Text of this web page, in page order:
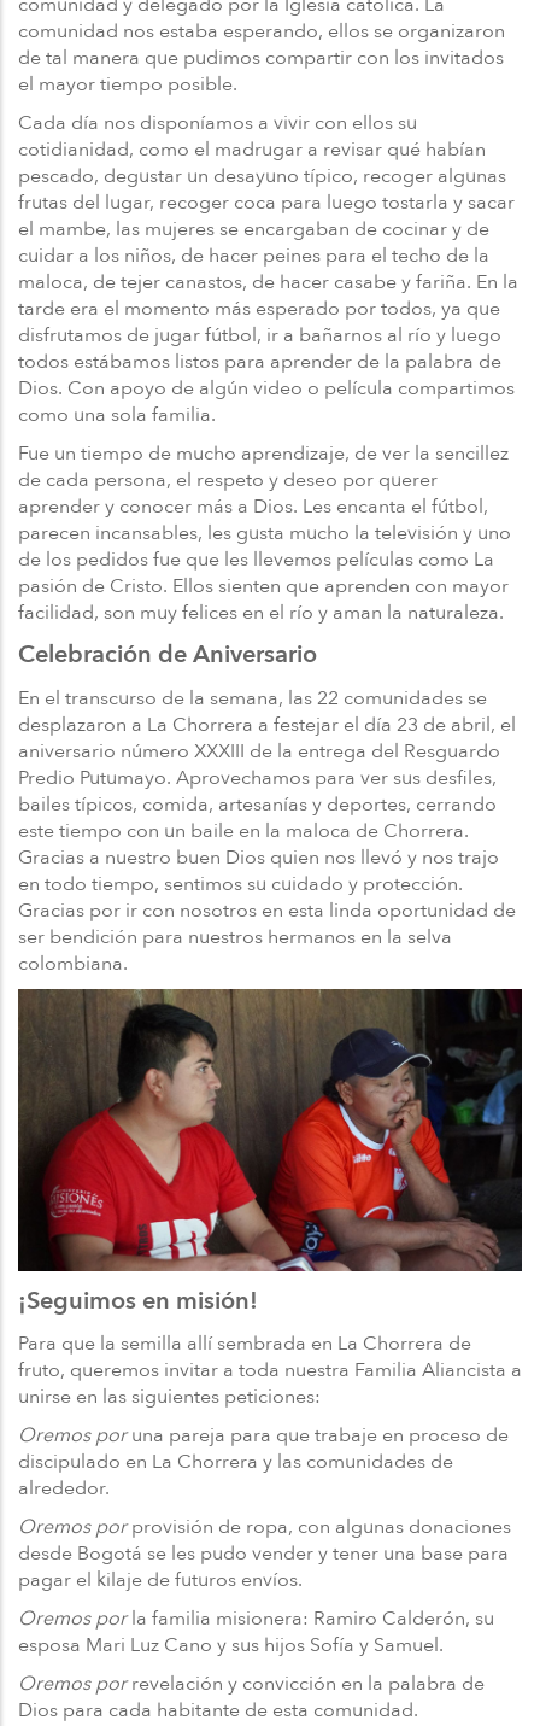
comunidad nos estaba esperando, ellos se organizaron
de tal manera que pudimos compartir con los invitados
el mayor tiempo posible.
Cada día nos disponíamos a vivir con ellos su
cotidianidad, como el madrugar a revisar qué habían
pescado, degustar un desayuno típico, recoger algunas
frutas del lugar, recoger coca para luego tostarla y sacar
el mambe, las mujeres se encargaban de cocinar y de
cuidar a los niños, de hacer peines para el techo de la
maloca, de tejer canastos, de hacer casabe y fariña. En la
tarde era el momento más esperado por todos, ya que
disfrutamos de jugar fútbol, ir a bañarnos al río y luego
todos estábamos listos para aprender de la palabra de
Dios. Con apoyo de algún video o película compartimos
como una sola familia.
Fue un tiempo de mucho aprendizaje, de ver la sencillez
de cada persona, el respeto y deseo por querer
aprender y conocer más a Dios. Les encanta el fútbol,
parecen incansables, les gusta mucho la televisión y uno
de los pedidos fue que les llevemos películas como La
pasión de Cristo. Ellos sienten que aprenden con mayor
facilidad, son muy felices en el río y aman la naturaleza.
Celebración de Aniversario
En el transcurso de la semana, las 22 comunidades se
desplazaron a La Chorrera a festejar el día 23 de abril, el
aniversario número XXXIII de la entrega del Resguardo
Predio Putumayo. Aprovechamos para ver sus desfiles,
bailes típicos, comida, artesanías y deportes, cerrando
este tiempo con un baile en la maloca de Chorrera.
Gracias a nuestro buen Dios quien nos llevó y nos trajo
en todo tiempo, sentimos su cuidado y protección.
Gracias por ir con nosotros en esta linda oportunidad de
ser bendición para nuestros hermanos en la selva
colombiana.
¡Seguimos en misión!
Para que la semilla allí sembrada en La Chorrera de
fruto, queremos invitar a toda nuestra Familia Aliancista a
unirse en las siguientes peticiones:
Oremos poruna pareja para que trabaje en proceso de
discipulado en La Chorrera y las comunidades de
alrededor.
Oremos porprovisión de ropa, con algunas donaciones
desde Bogotá se les pudo vender y tener una base para
pagar el kilaje de futuros envíos.
Oremos porla familia misionera: Ramiro Calderón, su
esposa Mari Luz Cano y sus hijos Sofía y Samuel.
Oremos porrevelación y convicción en la palabra de
Dios para cada habitante de esta comunidad.